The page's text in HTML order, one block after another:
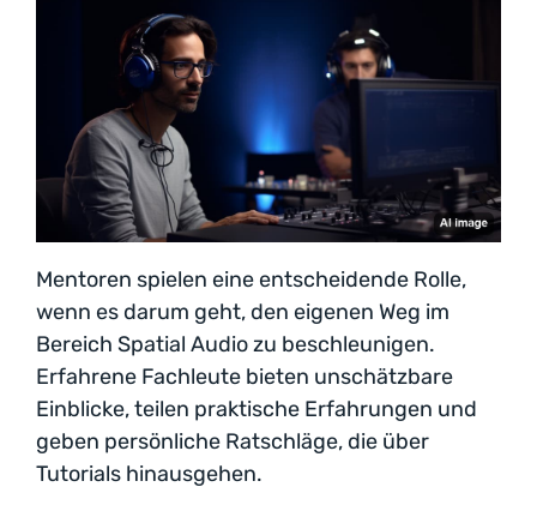
Mentoren spielen eine entscheidende Rolle,
wenn es darum geht, den eigenen Weg im
Bereich Spatial Audio zu beschleunigen.
Erfahrene Fachleute bieten unschätzbare
Einblicke, teilen praktische Erfahrungen und
geben persönliche Ratschläge, die über
Tutorials hinausgehen.